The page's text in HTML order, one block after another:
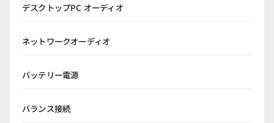
デスクトップPC オーディオ
ネットワークオーディオ
バッテリー電源
バランス接続